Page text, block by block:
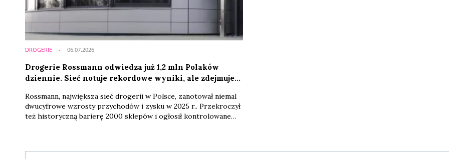
DROGERIE
Drogerie Rossmann odwiedza już 1,2 mln Polaków
dziennie. Sieć notuje rekordowe wyniki, ale zdejmuje
Rossmann, największa sieć drogerii w Polsce, zanotował niemal
dwucyfrowe wzrosty przychodów i zysku w 2025 r.. Przekroczył
też historyczną barierę 2000 sklepów i ogłosił kontrolowane
06.07.2026